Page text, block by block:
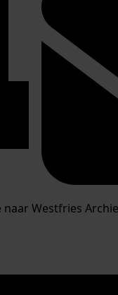
naar Westfries